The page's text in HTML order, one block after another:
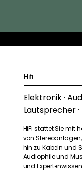
Hifi
Elektronik ·
Lautsprecher
HiFi stattet Sie mit
von
hin zu Kabeln und
Audiophile und
und